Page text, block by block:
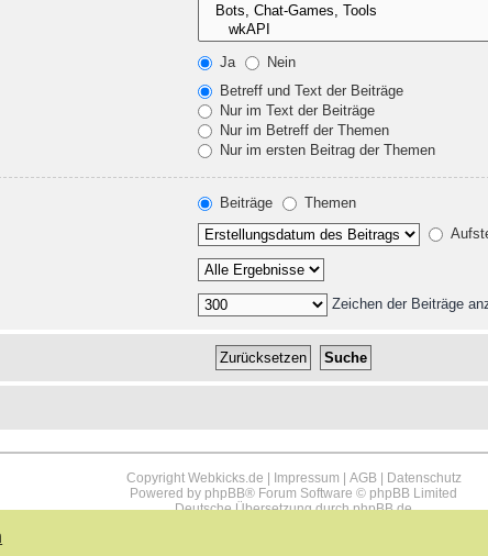
Ja
Nein
Betreff und Text der Beiträge
Nur im Text der Beiträge
Nur im Betreff der Themen
Nur im ersten Beitrag der Themen
Beiträge
Themen
Zeichen der Beiträge
Copyright Webkicks.de | Impressum AGB|
Datenschutz
Powered by phpBB® Forum Software © phpBB Limited
Deutsche Übersetzung durchphpBB.de